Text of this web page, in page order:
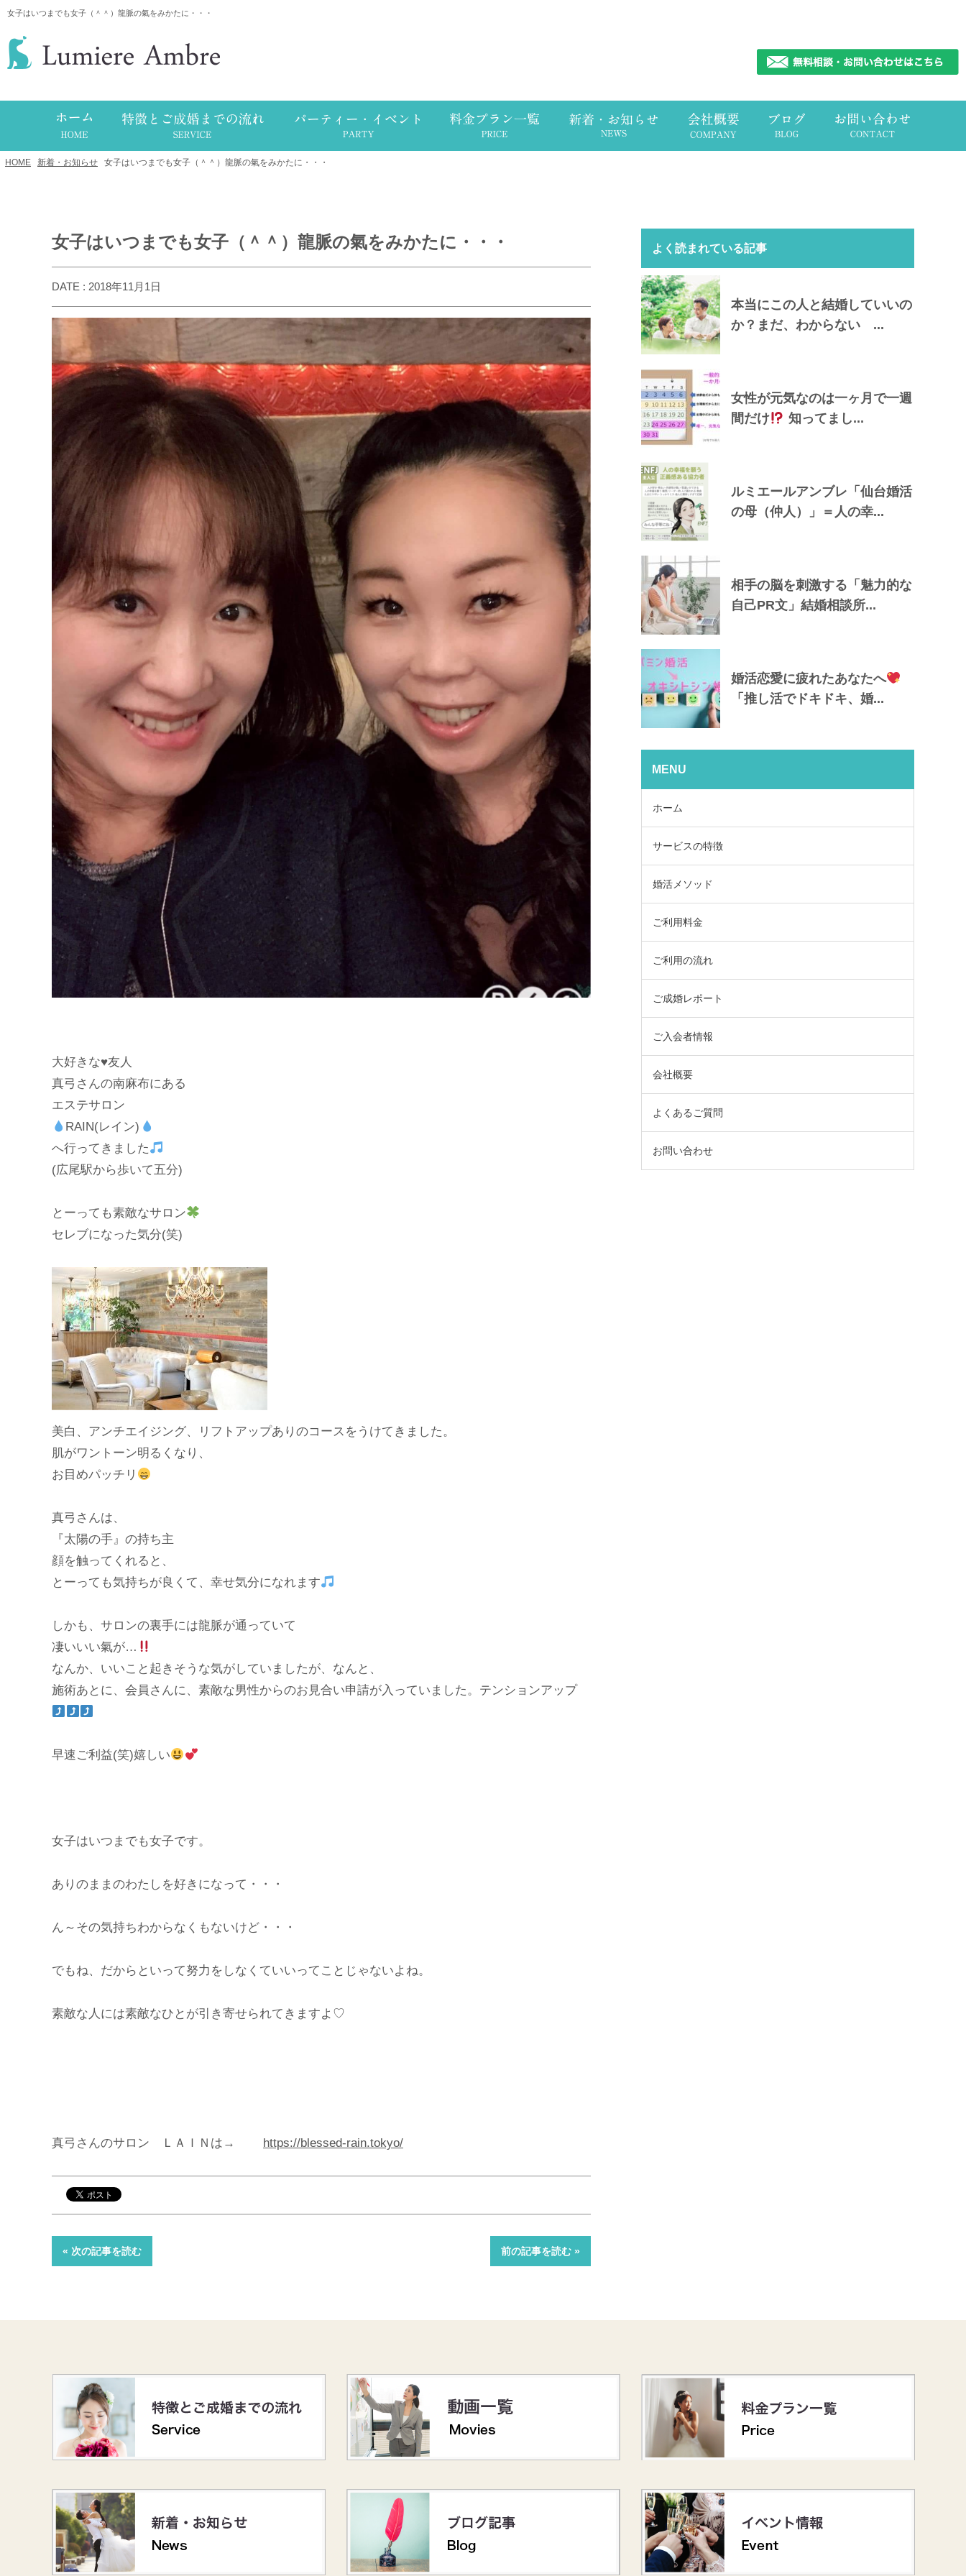
女子はいつまでも女子（＾＾）龍脈の氣をみかたに・・・
HOME 新着・お知らせ 女子はいつまでも女子（＾＾）龍脈の氣をみかたに・・・
女子はいつまでも女子（＾＾）龍脈の氣をみかたに・・・
DATE : 2018年11月1日
大好きな♥️友人
真弓さんの南麻布にある
エステサロン
RAIN(レイン)
へ行ってきました
(広尾駅から歩いて五分)
とーっても素敵なサロン
セレブになった気分(笑)
美白、アンチエイジング、リフトアップありのコースをうけてきました。
肌がワントーン明るくなり、
お目めパッチリ
真弓さんは、
『太陽の手』の持ち主
顔を触ってくれると、
とーっても気持ちが良くて、幸せ気分になれます
しかも、サロンの裏手には龍脈が通っていて
凄いいい氣が…
なんか、いいこと起きそうな気がしていましたが、なんと、
施術あとに、会員さんに、素敵な男性からのお見合い申請が入っていました。テンションアップ
早速ご利益(笑)嬉しい
女子はいつまでも女子です。
ありのままのわたしを好きになって・・・
ん～その気持ちわからなくもないけど・・・
でもね、だからといって努力をしなくていいってことじゃないよね。
素敵な人には素敵なひとが引き寄せられてきますよ♡
真弓さんのサロン ＬＡＩＮは→ https://blessed-rain.tokyo/
« 次の記事を読む 前の記事を読む »
よく読まれている記事
本当にこの人と結婚していいの
か？まだ、わからない ...
女性が元気なのは一ヶ月で一週
間だけ
知ってまし...
ルミエールアンブレ「仙台婚活
の母（仲人）」＝人の幸...
相手の脳を刺激する「魅力的な
自己PR文」結婚相談所...
婚活恋愛に疲れたあなたへ
「推し活でドキドキ、婚...
MENU
ホーム
サービスの特徴
婚活メソッド
ご利用料金
ご利用の流れ
ご成婚レポート
ご入会者情報
会社概要
よくあるご質問
お問い合わせ